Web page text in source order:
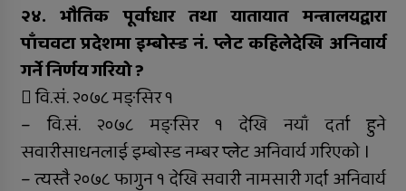
२४. भौतिक पूर्वाधार तथा यातायात मन्त्रालयद्वारा
पाँचवटा प्रदेशमा इम्बोस्ड नं. प्लेट कहिलेदेखि अनिवार्य
गर्ने निर्णय गरियो ?
 वि.सं. २०७८ मङ्सिर १
– वि.सं. २०७८ मङ्सिर १ देखि नयाँ दर्ता हुने
सवारीसाधनलाई इम्बोस्ड नम्बर प्लेट अनिवार्य गरिएको ।
– त्यस्तै २०७८ फागुन १ देखि सवारी नामसारी गर्दा अनिवार्य